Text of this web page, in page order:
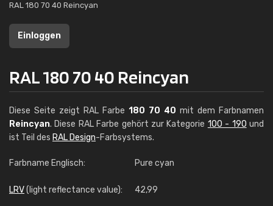
RAL 180 70 40 Reincyan
Einloggen
RAL 180 70 40 Reincyan
Diese Seite zeigt RAL Farbe 180 70 40 mit dem Farbnamen
Reincyan. Diese RAL Farbe gehört zur Kategorie 100 - 190 und
ist Teil des RAL Design-Farbsystems.
Farbname Englisch: Pure cyan
LRV(light reflectance value): 42,99